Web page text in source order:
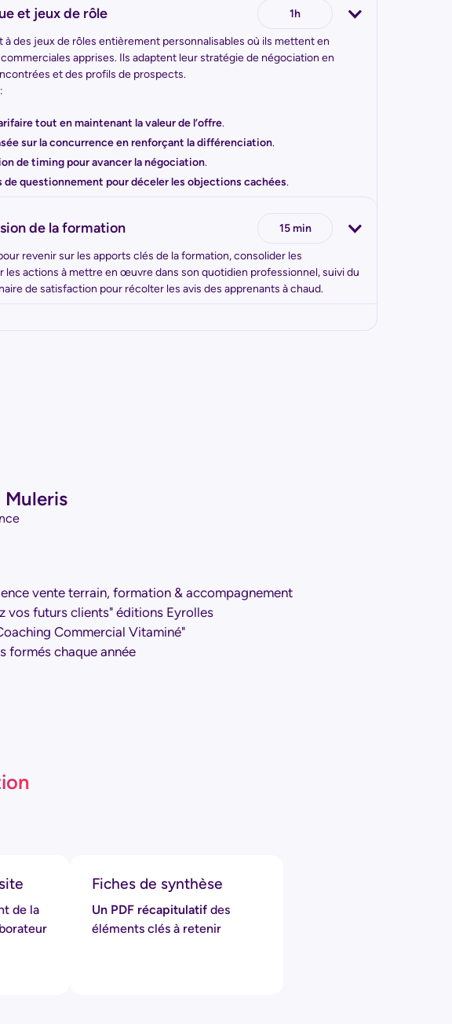
et jeux de rôle 1h
des jeux de rôles entièrement personnalisables où ils mettent en
apprises. Ils adaptent leur stratégie de négociation en
et des profils de prospects.
:
tout en maintenant la valeur de l’offre.
sur la concurrence en renforçant la différenciation.
de timing pour avancer la négociation.
questionnement pour déceler les objections cachées.
de la formation 15 min
revenir sur les apports clés de la formation, consolider les
les actions à mettre en œuvre dans son quotidien professionnel, suivi du
de satisfaction pour récolter les avis des apprenants à chaud.
Muleris
vente terrain, formation & accompagnement
vos futurs clients" éditions Eyrolles
Commercial Vitaminé"
formés chaque année
de la
Fiches de synthèse
Un PDF récapitulatif des
éléments clés à retenir